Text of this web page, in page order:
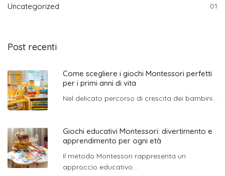
Uncategorized 01
Post recenti
Come scegliere i giochi Montessori perfetti
per i primi anni di vita
Nel delicato percorso di crescita dei bambini...
Giochi educativi Montessori: divertimento e
apprendimento per ogni età
Il metodo Montessori rappresenta un
approccio educativo...